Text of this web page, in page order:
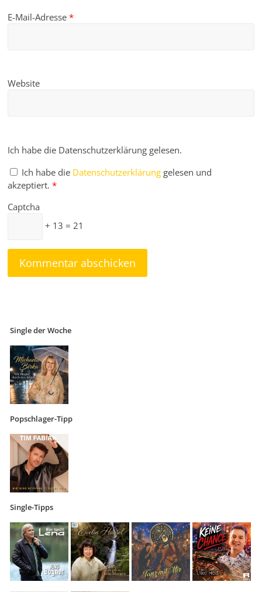
E-Mail-Adresse*
Website
Ich habe die Datenschutzerklärung gelesen.
Ich habe die Datenschutzerklärung gelesen und
akzeptiert. *
Captcha
+ 13 = 21
Single der Woche
Popschlager-Tipp
Single-Tipps